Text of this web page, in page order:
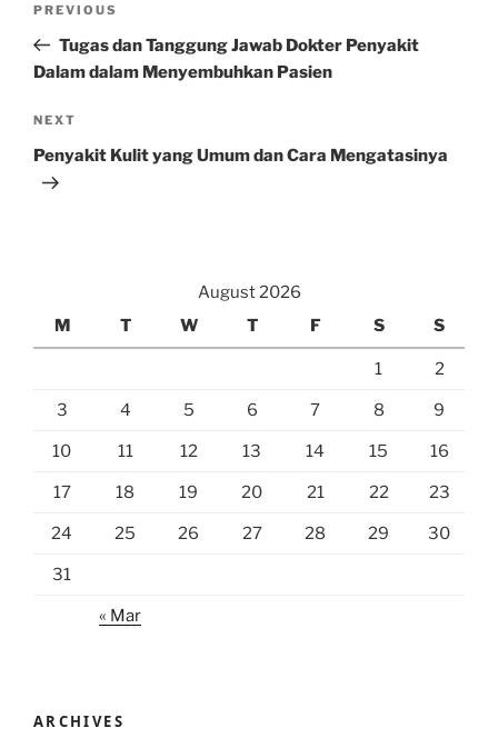
Previous
Post
PREVIOUS
Tugas dan Tanggung Jawab Dokter Penyakit
Dalam dalam Menyembuhkan Pasien
Next
Post
NEXT
Penyakit Kulit yang Umum dan Cara Mengatasinya
August 2026
M
T W T F S S
1 2
3 4 5 6 7 8 9
10 11 12 13 14 15 16
17 18 19 20 21 22 23
24 25 26 27 28 29 30
31
« Mar
ARCHIVES